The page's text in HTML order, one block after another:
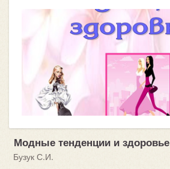
Модные тенденции и здоровье
Бузук С.И.